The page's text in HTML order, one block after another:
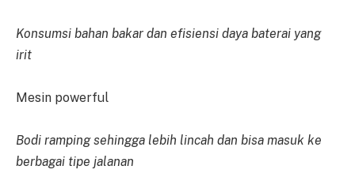
Konsumsi bahan bakar dan efisiensi daya baterai yang
irit
Mesin powerful
Bodi ramping sehingga lebih lincah dan bisa masuk ke
berbagai tipe jalanan